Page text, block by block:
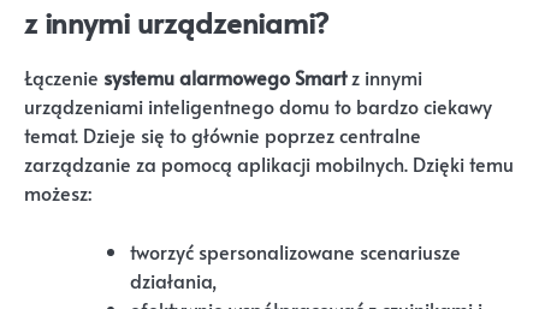
z innymi urządzeniami?
Łączenie systemu alarmowego Smartz innymi
urządzeniami inteligentnego domu to bardzo ciekawy
temat. Dzieje się to głównie poprzez centralne
zarządzanie za pomocą aplikacji mobilnych. Dzięki temu
możesz:
tworzyć spersonalizowane scenariusze
działania,